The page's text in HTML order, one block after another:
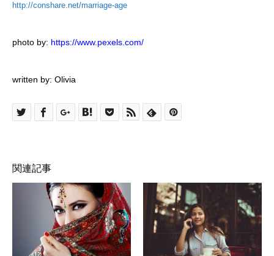
http://conshare.net/marriage-age
photo by: https://www.pexels.com/
written by: Olivia
関連記事